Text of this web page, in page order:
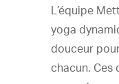
L’équipe
yoga
douceur
chacun.